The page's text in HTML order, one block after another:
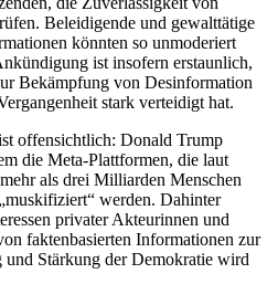
Beleidigende und gewalttätige
könnten so unmoderiert
ist insofern erstaunlich,
Bekämpfung von Desinformation
stark verteidigt hat.
offensichtlich: Donald Trump
die Meta-Plattformen, die laut
als drei Milliarden Menschen
werden. Dahinter
privater Akteurinnen und
faktenbasierten Informationen zur
Stärkung der Demokratie wird